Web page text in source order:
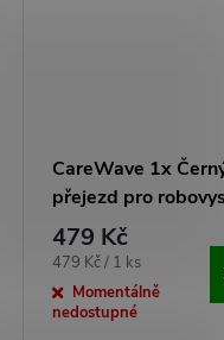
CareWave 1x
přejezd pro
479 Kč
Měrná
cena:
479 Kč / 1 ks
Momentálně
nedostupné